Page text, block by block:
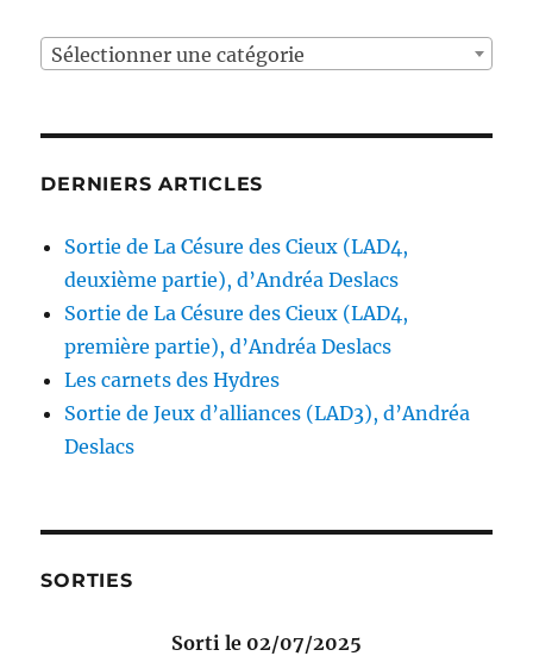
Sélectionner une catégorie
DERNIERS ARTICLES
Sortie de La Césure des Cieux (LAD4,
deuxième partie), d’Andréa Deslacs
Sortie de La Césure des Cieux (LAD4,
première partie), d’Andréa Deslacs
Les carnets des Hydres
Sortie de Jeux d’alliances (LAD3), d’Andréa
Deslacs
SORTIES
Sorti le 02/07/2025